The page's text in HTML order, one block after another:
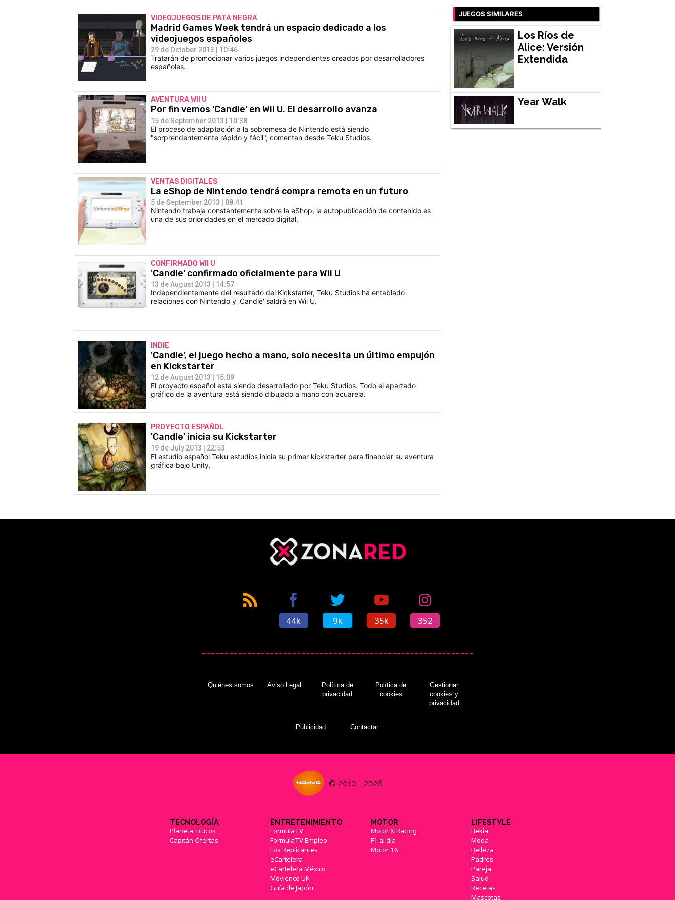
VIDEOJUEGOS DE PATA NEGRA
Madrid Games Week tendrá un espacio dedicado a los
videojuegos españoles
29 de October 2013 | 10:46
Tratarán de promocionar varios juegos independientes creados por desarrolladores
españoles.
AVENTURA WII U
Por fin vemos 'Candle' en Wii U. El desarrollo avanza
15 de September 2013 | 10:38
El proceso de adaptación a la sobremesa de Nintendo está siendo
"sorprendentemente rápido y fácil", comentan desde Teku Studios.
VENTAS DIGITALES
La eShop de Nintendo tendrá compra remota en un futuro
5 de September 2013 | 08:41
Nintendo trabaja constantemente sobre la eShop, la autopublicación de contenido es
una de sus prioridades en el mercado digital.
CONFIRMADO WII U
'Candle' confirmado oficialmente para Wii U
13 de August 2013 | 14:57
Independientemente del resultado del Kickstarter, Teku Studios ha entablado
relaciones con Nintendo y 'Candle' saldrá en Wii U.
INDIE
'Candle', el juego hecho a mano, solo necesita un último empujón
en Kickstarter
12 de August 2013 | 15:09
El proyecto español está siendo desarrollado por Teku Studios. Todo el apartado
gráfico de la aventura está siendo dibujado a mano con acuarela.
PROYECTO ESPAÑOL
'Candle' inicia su Kickstarter
19 de July 2013 | 22:53
El estudio español Teku estudios inicia su primer kickstarter para financiar su aventura
gráfica bajo Unity.
JUEGOS SIMILARES
Los Ríos de
Alice: Versión
Extendida
Year Walk
44k 9k 35k 352
Quiénes somos Aviso Legal
Política de
privacidad
Política de
cookies
Gestionar
cookies y
privacidad
Publicidad Contactar
© 2010 - 2026
TECNOLOGÍA
Planeta Trucos
Capitán Ofertas
ENTRETENIMIENTO
FormulaTV
FormulaTV Empleo
Los Replicantes
eCartelera
eCartelera México
Movienco UK
Guía de Japón
MOTOR
Motor & Racing
F1 al día
Motor 16
LIFESTYLE
Bekia
Moda
Belleza
Padres
Pareja
Salud
Recetas
Mascotas